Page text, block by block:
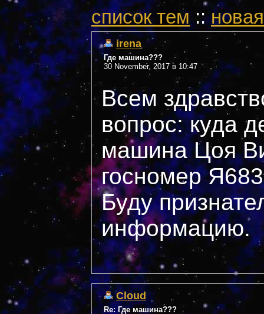
cписок тем::
irena
Где машина???
30 November, 2017 в 10:47
Всем
вопрос: куда
машина Цоя
госномер
Буду
информацию.
Cloud
Re: Где машина???